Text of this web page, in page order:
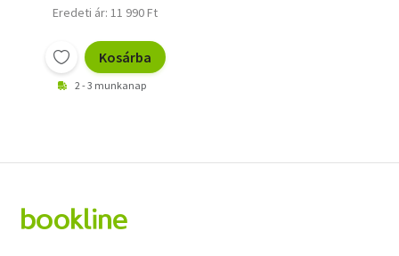
Eredeti ár: 11 990 Ft
Kosárba
2 - 3 munkanap